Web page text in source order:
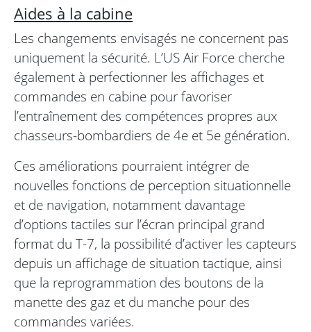
Aides à la cabine
Les changements envisagés ne concernent pas
uniquement la sécurité. L’US Air Force cherche
également à perfectionner les affichages et
commandes en cabine pour favoriser
l’entraînement des compétences propres aux
chasseurs-bombardiers de 4e et 5e génération.
Ces améliorations pourraient intégrer de
nouvelles fonctions de perception situationnelle
et de navigation, notamment davantage
d’options tactiles sur l’écran principal grand
format du T-7, la possibilité d’activer les capteurs
depuis un affichage de situation tactique, ainsi
que la reprogrammation des boutons de la
manette des gaz et du manche pour des
commandes variées.